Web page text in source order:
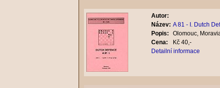
Autor:
Název: A 81 - I. Dutch
Popis:
Olomouc,
Cena:
Kč 40,-
Detailní informace